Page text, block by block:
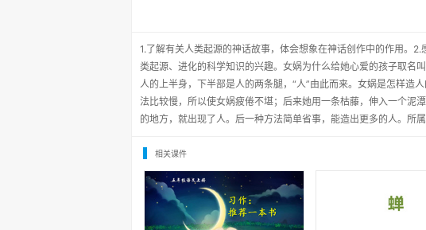
1.了解有关人类起源的神话故事，体会想象在神话创作中的作用。
类起源、进化的科学知识的兴趣。女娲为什么给她心爱的孩子取名
人的上半身，下半部是人的两条腿，“人”由此而来。女娲是怎样造
法比较慢，所以使女娲疲倦不堪；后来她用一条枯藤，伸入一个泥
的地方，就出现了人。后一种方法简单省事，能造出更多的人。所属
相关课件